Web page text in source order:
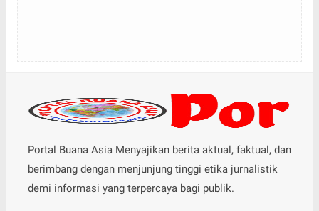
Portal Buana Asia Menyajikan berita aktual, faktual, dan
berimbang dengan menjunjung tinggi etika jurnalistik
demi informasi yang terpercaya bagi publik.